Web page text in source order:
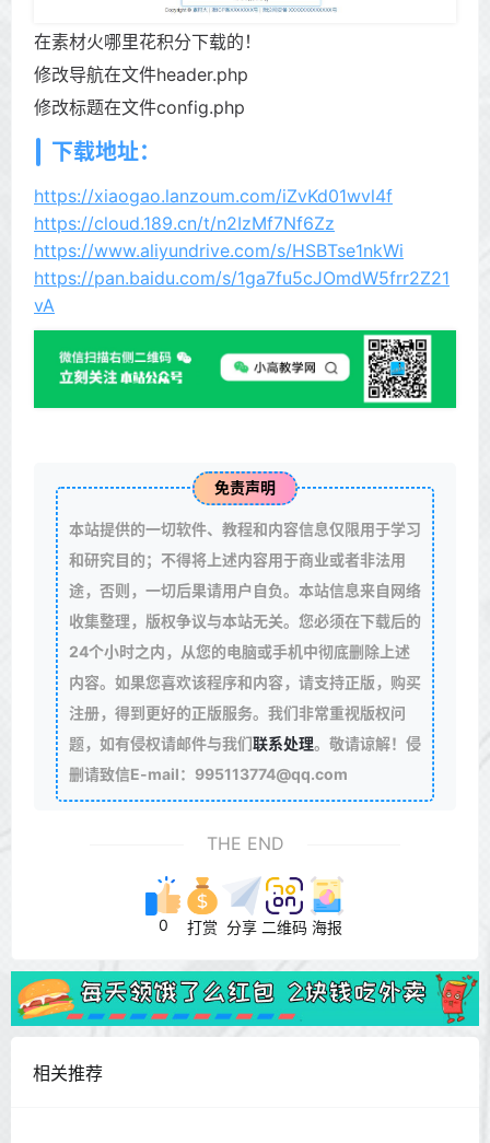
在素材火哪里花积分下载的！
修改导航在文件header.php
修改标题在文件config.php
下载地址：
https://xiaogao.lanzoum.com/iZvKd01wvl4f
https://cloud.189.cn/t/n2IzMf7Nf6Zz
https://www.aliyundrive.com/s/HSBTse1nkWi
https://pan.baidu.com/s/1ga7fu5cJOmdW5frr2Z21
vA
免责声明
本站提供的一切软件、教程和内容信息仅限用于学习
和研究目的；不得将上述内容用于商业或者非法用
途，否则，一切后果请用户自负。本站信息来自网络
收集整理，版权争议与本站无关。您必须在下载后的
24个小时之内，从您的电脑或手机中彻底删除上述
内容。如果您喜欢该程序和内容，请支持正版，购买
注册，得到更好的正版服务。我们非常重视版权问
题，如有侵权请邮件与我们联系处理。敬请谅解！侵
删请致信E-mail：995113774@qq.com
THE END
0 打赏 分享 二维码 海报
相关推荐